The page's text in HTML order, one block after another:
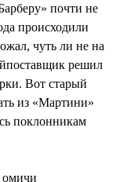
почти не
происходили
чуть ли не на
решил
Вот старый
из «Мартини»
поклонникам
омичи